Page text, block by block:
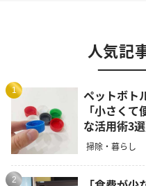
人気記
1
ペットボト
「小さく
な活用術3選
掃除・暮らし
2